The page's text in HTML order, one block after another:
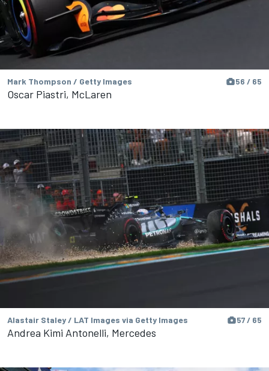
Mark Thompson / Getty Images 56 / 65
Oscar Piastri, McLaren
Alastair Staley / LAT Images via Getty Images 57 / 65
Andrea Kimi Antonelli, Mercedes